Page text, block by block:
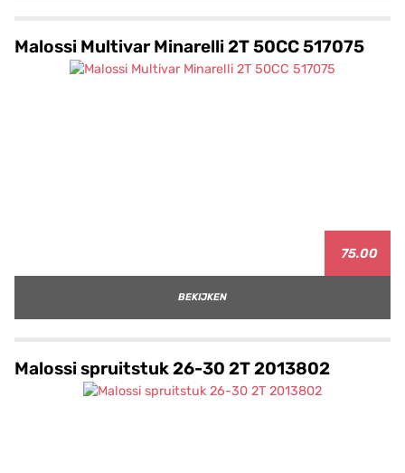
Malossi Multivar Minarelli 2T 50CC 517075
75.00
BEKIJKEN
Malossi spruitstuk 26-30 2T 2013802